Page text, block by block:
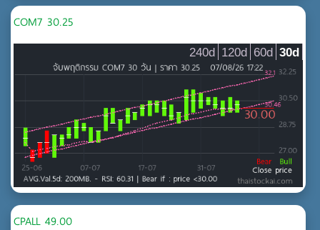
COM7 30.25
30d
60d
120d
240d
CPALL 49.00